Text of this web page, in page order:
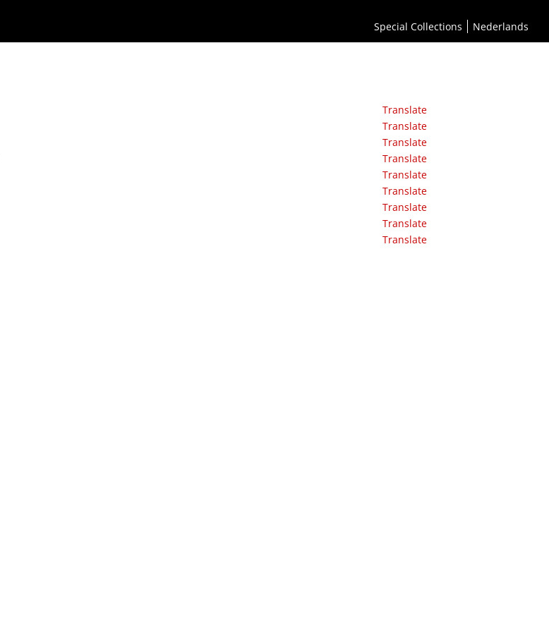
Special Collections Nederlands
Translate
Translate
Translate
Translate
Translate
Translate
Translate
Translate
Translate